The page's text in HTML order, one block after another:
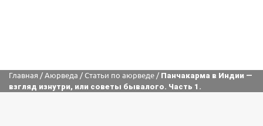
Главная / Аюрведа / Статьи по аюрведе / Панчакарма в Индии —
взгляд изнутри, или советы бывалого. Часть 1.